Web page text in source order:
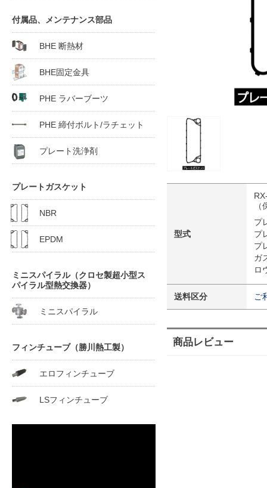
型式
プ
プ
プ
ガ
ロ
送料区分 ご
商品レビュー
付属品、メンテナンス部品
BHE 断熱材
BHE固定金具
PHE ラバーブーツ
PHE 締付ボルト/ラチェット
プレート洗浄剤
プレートガスケット
NBR
EPDM
ミニスパイラル（クロセ製超小型ス
パイラル型熱交換器）
ミニスパイラル
フィンチューブ（勝川熱工製）
エロフィンチューブ
LSフィンチューブ